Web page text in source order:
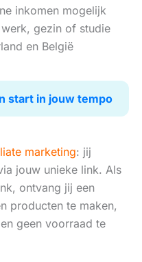
inkomen mogelijk
gezin of studie
en België
start in jouw tempo
marketing: jij
jouw unieke link. Als
ontvang jij een
producten te maken,
geen voorraad te